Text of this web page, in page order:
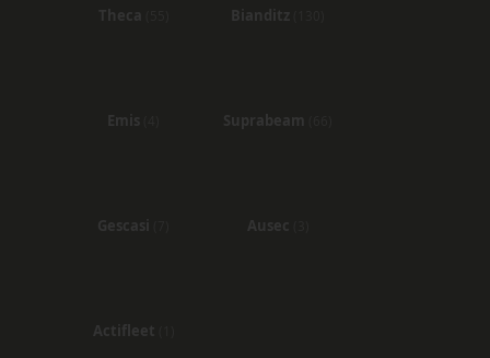
Theca Bianditz
Emis Suprabeam
Gescasi Ausec
Actifleet